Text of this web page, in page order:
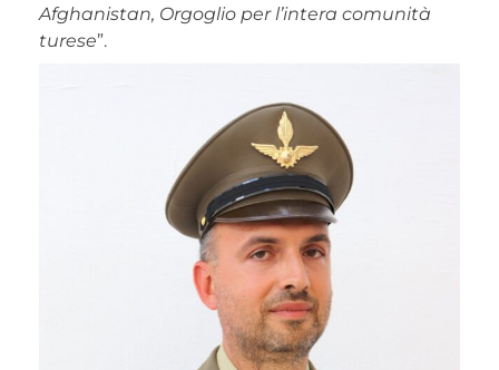
Afghanistan, Orgoglio per l’intera comunità
turese”.